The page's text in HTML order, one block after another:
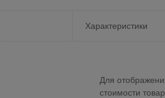
Характеристики
Для
стоимости